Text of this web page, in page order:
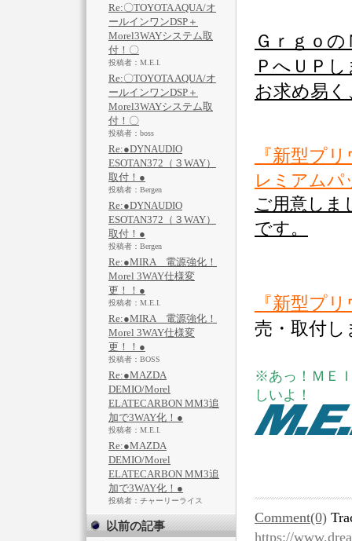
Re:〇TOYOTA AQUA/オ
ールインワンDSP＋
Morel3WAYシステム取
付！〇
投稿者：M.E.I.
Re:〇TOYOTA AQUA/オ
ールインワンDSP＋
Morel3WAYシステム取
付！〇
投稿者：boss
Re:●DYNAUDIO
ESOTAN372（３WAY）
取付！●
投稿者：Bergen
Re:●DYNAUDIO
ESOTAN372（３WAY）
取付！●
投稿者：Bergen
Re:●MIRA 電源強化！
Morel 3WAY仕様変
更！！●
投稿者：M.E.I.
Re:●MIRA 電源強化！
Morel 3WAY仕様変
更！！●
投稿者：BOSS
Re:●MAZDA
DEMIO/Morel
ELATECARBON MM3追
加で3WAY化！●
投稿者：M.E.I.
Re:●MAZDA
DEMIO/Morel
ELATECARBON MM3追
加で3WAY化！●
投稿者：チャーリーライス
以前の記事
Ｇｒｇｏ
ＰへＵＰ
お求め易
『新型プ
レミアムパ
ご用意し
です。
『新型プ
売・取付し
※あっ！ＭＥ
しいよ！
Comment(0)
https://